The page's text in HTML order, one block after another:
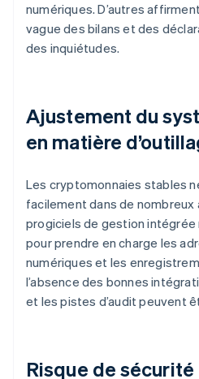
numériques. D’autres
vague des bilans et des
des inquiétudes.
Ajustement du
en matière
Les cryptomonnaies stables
facilement dans de
progiciels de gestion intégrée
pour prendre en charge les
numériques et les
l’absence des bonnes
et les pistes d’audit peuvent
Risque de sécurité